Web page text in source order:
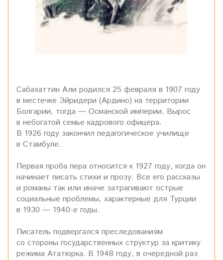
Сабахаттин Али родился 25 февраля в 1907 году
в местечке Эйридери (Ардино) на территории
Болгарии, тогда — Османской империи. Вырос
в небогатой семье кадрового офицера.
В 1926 году закончил педагогическое училище
в Стамбуле.
Первая проба пера относится к 1927 году, когда он
начинает писать стихи и прозу. Все его рассказы
и романы так или иначе затрагивают острые
социальные проблемы, характерные для Турции
в 1930 — 1940-е годы.
Писатель подвергался преследованиям
со стороны государственных структур за критику
режима Ататюрка. В 1948 году, в очередной раз